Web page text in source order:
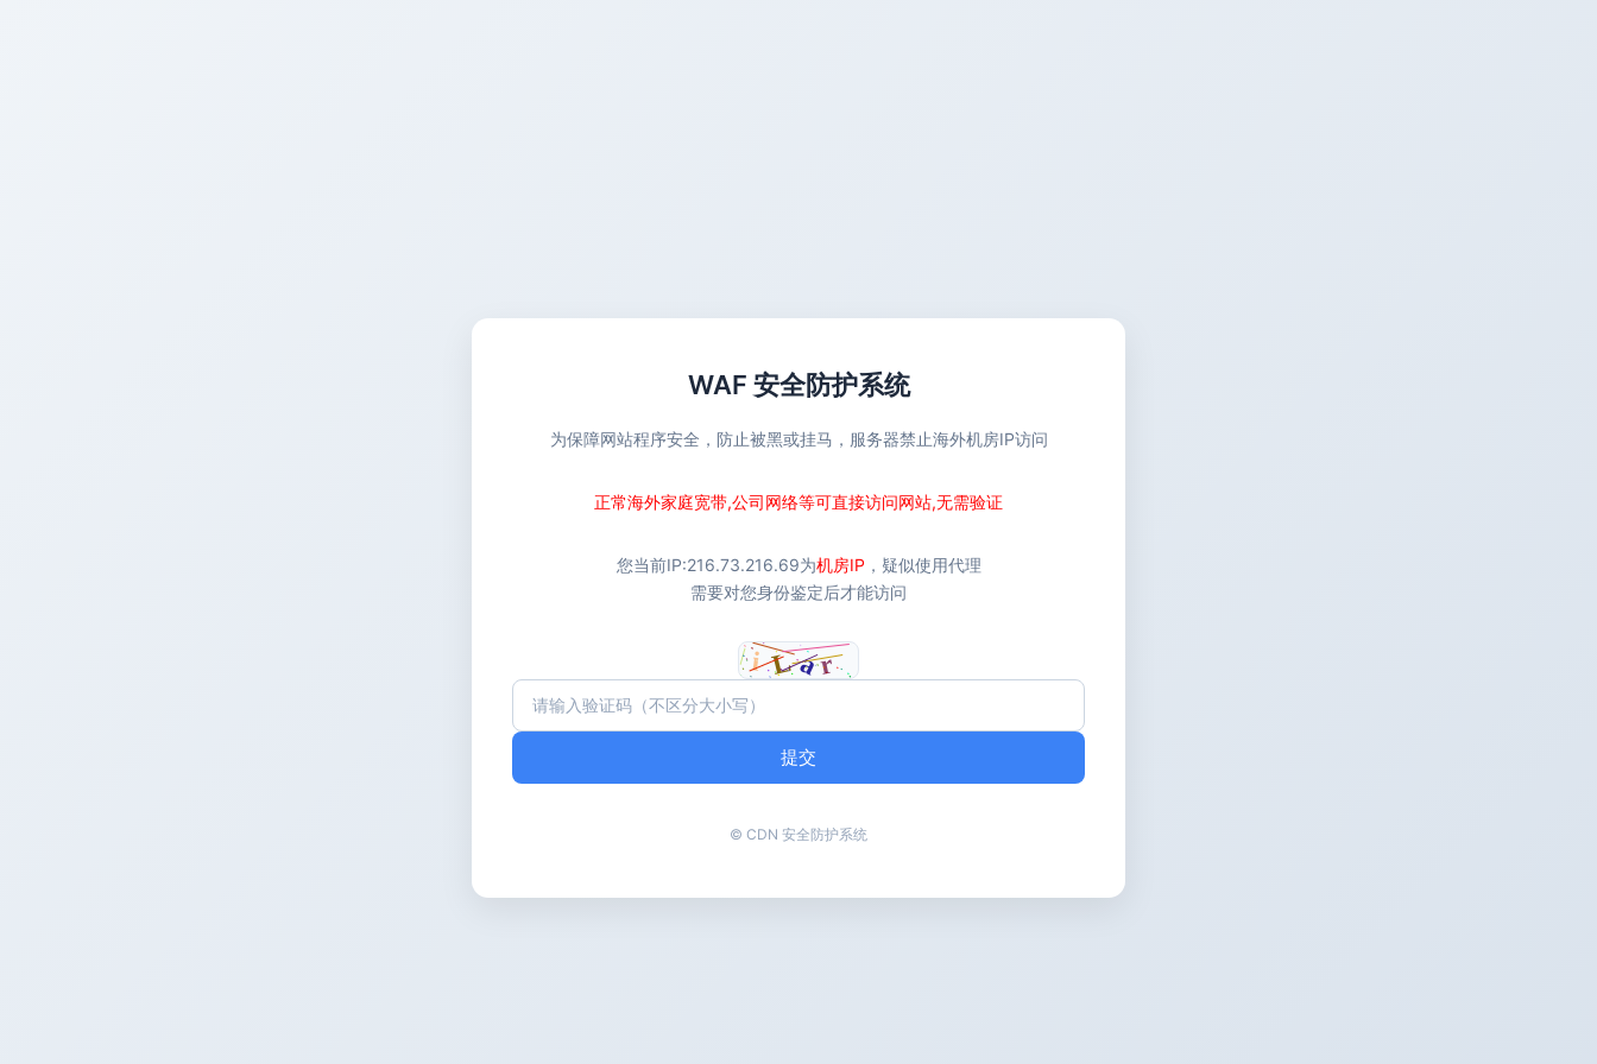
WAF 安全防护系统
为保障网站程序安全，防止被黑或挂马，服务器禁止海外机房IP访问
正常海外家庭宽带,公司网络等可直接访问网站,无需验证
您当前IP:216.73.216.69为机房IP ，疑似使用代理
需要对您身份鉴定后才能访问
提交
© CDN 安全防护系统